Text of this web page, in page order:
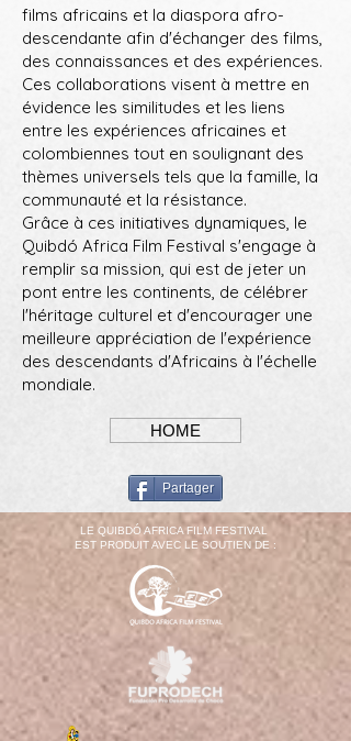
films africains et la diaspora afro-
descendante afin d'échanger des films,
des connaissances et des expériences.
Ces collaborations visent à mettre en
évidence les similitudes et les liens
entre les expériences africaines et
colombiennes tout en soulignant des
thèmes universels tels que la famille, la
communauté et la résistance.
​Grâce à ces initiatives dynamiques, le
Quibdó Africa Film Festival s'engage à
remplir sa mission, qui est de jeter un
pont entre les continents, de célébrer
l'héritage culturel et d'encourager une
meilleure appréciation de l'expérience
des descendants d'Africains à l'échelle
mondiale.
HOME
Partager
LE QUIBDÓ AFRICA FILM FESTIVAL
EST PRODUIT AVEC LE SOUTIEN DE :